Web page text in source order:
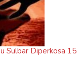
Sulbar Diperkosa 15